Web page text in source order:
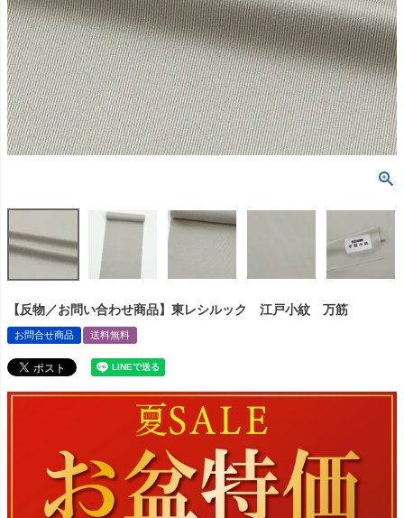
【反物／お問い合わせ商品】東レシルック 江戸小紋 万筋
お問合せ商品 送料無料